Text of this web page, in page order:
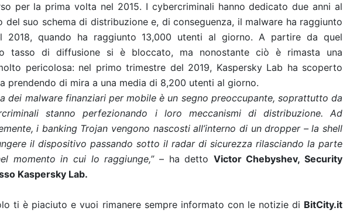
per la prima volta nel 2015. I cybercriminali hanno dedicato due anni al
del suo schema di distribuzione e, di conseguenza, il malware ha raggiunto
2018, quando ha raggiunto 13,000 utenti al giorno. A partire da quel
tasso di diffusione si è bloccato, ma nonostante ciò è rimasta una
pericolosa: nel primo trimestre del 2019, Kaspersky Lab ha scoperto
prendendo di mira a una media di 8,200 utenti al giorno.
dei malware finanziari per mobile è un segno preoccupante, soprattutto da
stanno perfezionando i loro meccanismi di distribuzione. Ad
i banking Trojan vengono nascosti all’interno di un dropper – la shell
il dispositivo passando sotto il radar di sicurezza rilasciando la parte
momento in cui lo raggiunge,” – ha detto Victor Chebyshev, Security
Kaspersky Lab.
ti è piaciuto e vuoi rimanere sempre informato con le notizie di BitCity.it